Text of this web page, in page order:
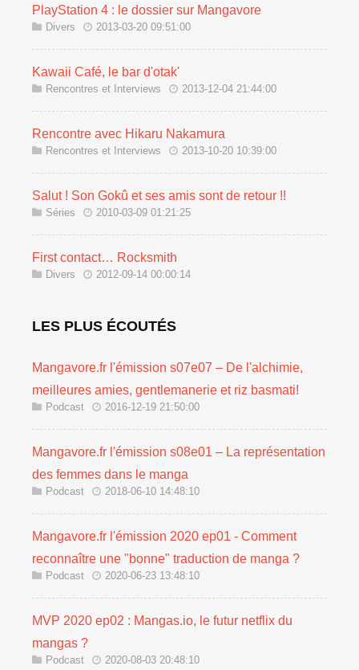
PlayStation 4 : le dossier sur Mangavore
Divers 2013-03-20 09:51:00
Kawaii Café, le bar d'otak'
Rencontres et Interviews 2013-12-04 21:44:00
Rencontre avec Hikaru Nakamura
Rencontres et Interviews 2013-10-20 10:39:00
Salut ! Son Gokû et ses amis sont de retour !!
Séries 2010-03-09 01:21:25
First contact… Rocksmith
Divers 2012-09-14 00:00:14
LES PLUS ÉCOUTÉS
Mangavore.fr l'émission s07e07 – De l'alchimie,
meilleures amies, gentlemanerie et riz basmati!
Podcast 2016-12-19 21:50:00
Mangavore.fr l'émission s08e01 – La représentation
des femmes dans le manga
Podcast 2018-06-10 14:48:10
Mangavore.fr l'émission 2020 ep01 - Comment
reconnaître une "bonne" traduction de manga ?
Podcast 2020-06-23 13:48:10
MVP 2020 ep02 : Mangas.io, le futur netflix du
mangas ?
Podcast 2020-08-03 20:48:10